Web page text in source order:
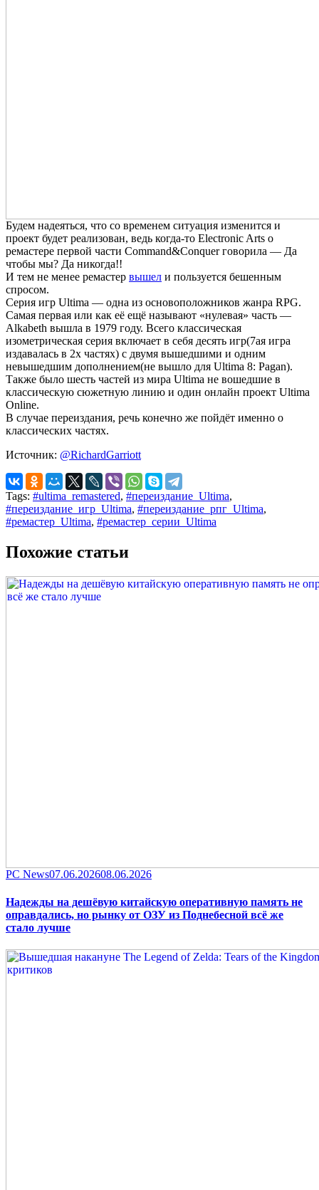
Будем надеяться, что со временем ситуация изменится и
проект будет реализован, ведь когда-то Electronic Arts о
ремастере первой части Command&Conquer говорила — Да
чтобы мы? Да никогда!!
И тем не менее ремастер вышел и пользуется бешенным
спросом.
Серия игр Ultima — одна из основоположников жанра RPG.
Самая первая или как её ещё называют «нулевая» часть —
Alkabeth вышла в 1979 году. Всего классическая
изометрическая серия включает в себя десять игр(7ая игра
издавалась в 2х частях) с двумя вышедшими и одним
невышедшим дополнением(не вышло для Ultima 8: Pagan).
Также было шесть частей из мира Ultima не вошедшие в
классическую сюжетную линию и один онлайн проект Ultima
Online.
В случае переиздания, речь конечно же пойдёт именно о
классических частях.
Источник: @RichardGarriott
Tags: #ultima_remastered, #переиздание_Ultima,
#переиздание_игр_Ultima, #переиздание_рпг_Ultima,
#ремастер_Ultima, #ремастер_серии_Ultima
Похожие статьи
Category
PC NewsPosted
07.06.202608.06.2026
Надежды на дешёвую китайскую оперативную память не
оправдались, но рынку от ОЗУ из Поднебесной всё же
стало лучше